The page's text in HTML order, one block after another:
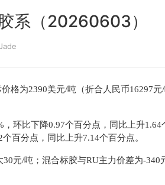
系（20260603）
格为2390美元/吨（折合人民币16297
环比下降0.97个百分点，同比上升
百分点，同比上升7.14个百分点。
元/吨；混合标胶与RU主力价差为-340